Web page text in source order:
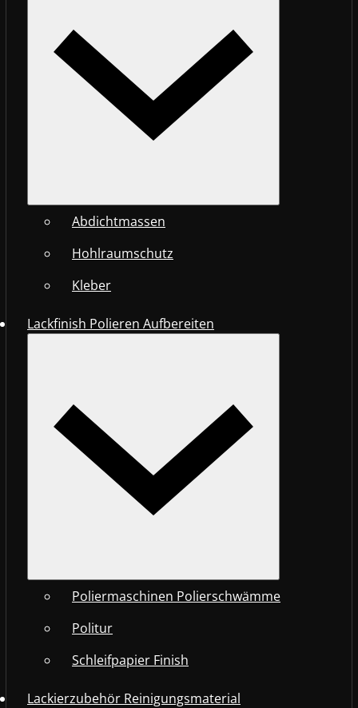
Abdichtmassen
Hohlraumschutz
Kleber
Lackfinish Polieren Aufbereiten
Poliermaschinen Polierschwämme
Politur
Schleifpapier Finish
Lackierzubehör Reinigungsmaterial